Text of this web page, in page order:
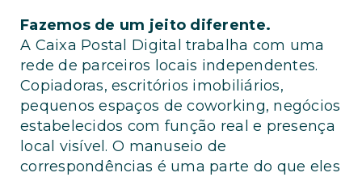
Fazemos de um jeito diferente.
A Caixa Postal Digital trabalha com uma
rede de parceiros locais independentes.
Copiadoras, escritórios imobiliários,
pequenos espaços de coworking, negócios
estabelecidos com função real e presença
local visível. O manuseio de
correspondências é uma parte do que eles